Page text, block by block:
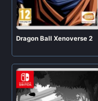
Dragon Ball Xenoverse 2